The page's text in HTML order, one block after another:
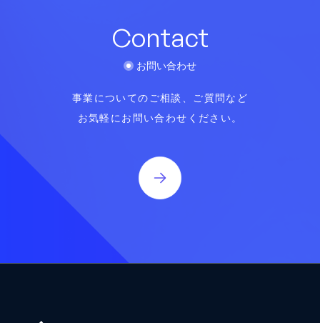
Contact
お問い合わせ
事業についてのご相談、ご質問など
お気軽にお問い合わせください。